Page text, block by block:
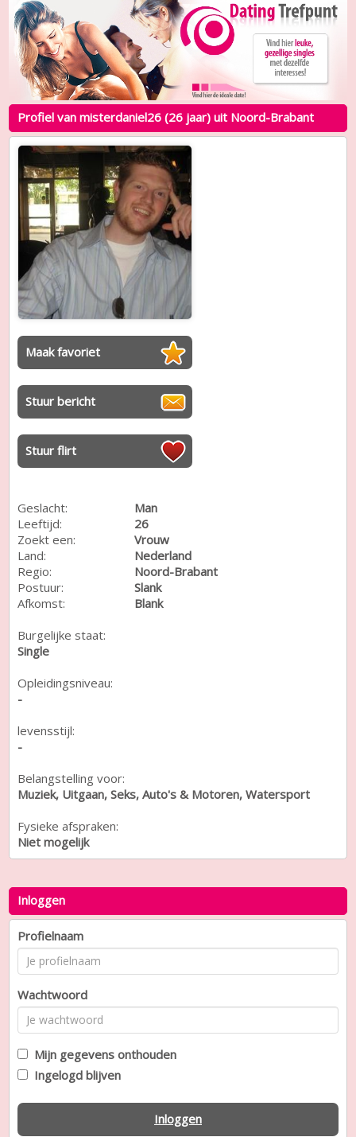
Profiel van misterdaniel26 (26 jaar) uit Noord-Brabant
Maak favoriet
Stuur bericht
Stuur flirt
Geslacht:
Man
Leeftijd:
26
Zoekt een:
Vrouw
Land:
Nederland
Regio:
Noord-Brabant
Postuur:
Slank
Afkomst:
Blank
Burgelijke staat:
Single
Opleidingsniveau:
-
levensstijl:
-
Belangstelling voor:
Muziek, Uitgaan, Seks, Auto's & Motoren, Watersport
Fysieke afspraken:
Niet mogelijk
Inloggen
Profielnaam
Wachtwoord
Mijn gegevens onthouden
Ingelogd blijven
Inloggen